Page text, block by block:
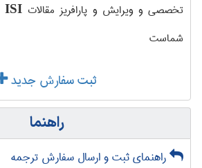
تخصصی و ویرایش و پارافریز مقالاتISI
شماست
ثبت سفارش جدید
راهنما
راهنمای ثبت و ارسال سفارش ترجمه